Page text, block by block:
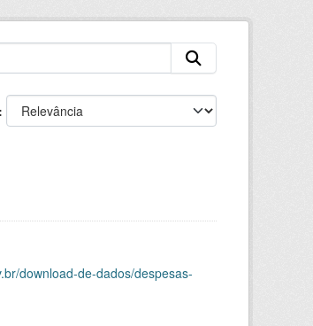
download-de-dados/despesas-